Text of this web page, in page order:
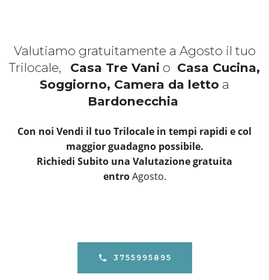
Valutiamo gratuitamente a Agosto il tuo
Trilocale, Casa Tre Vani o Casa Cucina,
Soggiorno, Camera da letto a
Bardonecchia
Con noi Vendi il tuo Trilocale in tempi rapidi e col
maggior guadagno possibile.
Richiedi Subito una Valutazione gratuita
entroAgosto.
3755995895